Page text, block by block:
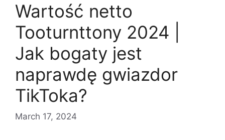
Wartość netto
Tooturnttony 2024 |
Jak bogaty jest
naprawdę gwiazdor
TikToka?
March 17, 2024